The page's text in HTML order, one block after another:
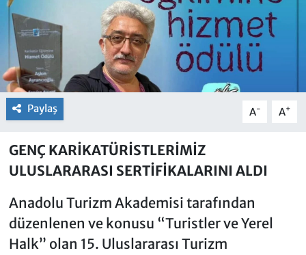
Paylaş A- A+
GENÇ KARİKATÜRİSTLERİMİZ
ULUSLARARASI SERTİFİKALARINI ALDI
Anadolu Turizm Akademisi tarafından
düzenlenen ve konusu “Turistler ve Yerel
Halk” olan 15. Uluslararası Turizm